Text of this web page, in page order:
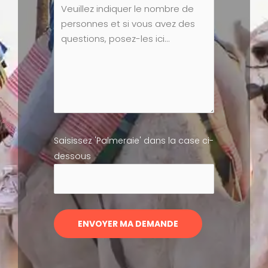
Saisissez 'Palmeraie' dans la case ci-
dessous